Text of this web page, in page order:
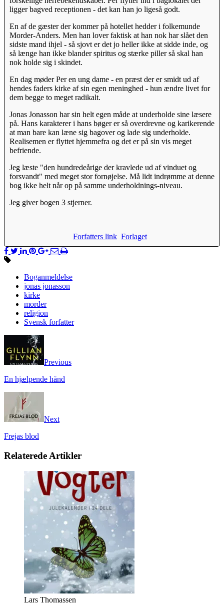
ligger bagved receptionen - det kan han jo ligeså godt.
En af de gæster der kommer på hotellet hedder i folkemunde
Morder-Anders. Men han lover faktisk at han nok har slået den
sidste mand ihjel - så sjovt er det jo heller ikke at sidde inde, og
så længe han ikke blander spiritus og stærke piller så skal han
nok holde sig i skindet.
En dag møder Per en ung dame - en præst der er smidt ud af
hendes faders kirke af sin egen meninghed - hun ændre livet for
dem begge to meget radikalt.
Jonas Jonasson har sin helt egen måde at underholde sine læsere
på. Hans karakterer i hans bøger er så overdrevne og karikerende
at man bare kan læne sig bagover og lade sig underholde.
Realisemen er flyttet hjemmefra og det er på sin vis meget
befriende.
Jeg læste "den hundredeårige der kravlede ud af vinduet og
forsvandt" med meget stor fornøjelse. Må lidt indrømme at denne
bog ikke helt når op på samme underholdnings-niveau.
Jeg giver bogen 3 stjerner.
Forfatters link Forlaget
Boganmeldelse
jonas jonasson
kirke
morder
religion
Svensk forfatter
Previous
En hjælpende hånd
Next
Frejas blod
Relaterede Artikler
Lars Thomassen